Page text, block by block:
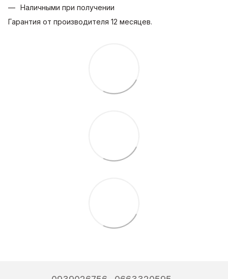
Наличными при получении
Гарантия от производителя 12 месяцев.